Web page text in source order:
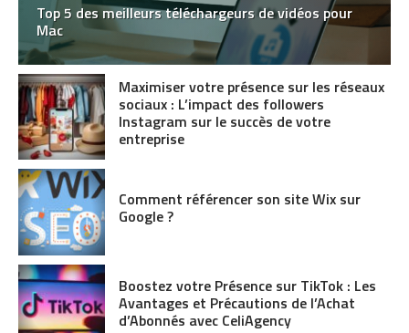
Top 5 des meilleurs téléchargeurs de vidéos pour
Mac
Maximiser votre présence sur les réseaux
sociaux : L’impact des followers
Instagram sur le succès de votre
entreprise
Comment référencer son site Wix sur
Google ?
Boostez votre Présence sur TikTok : Les
Avantages et Précautions de l’Achat
d’Abonnés avec CeliAgency